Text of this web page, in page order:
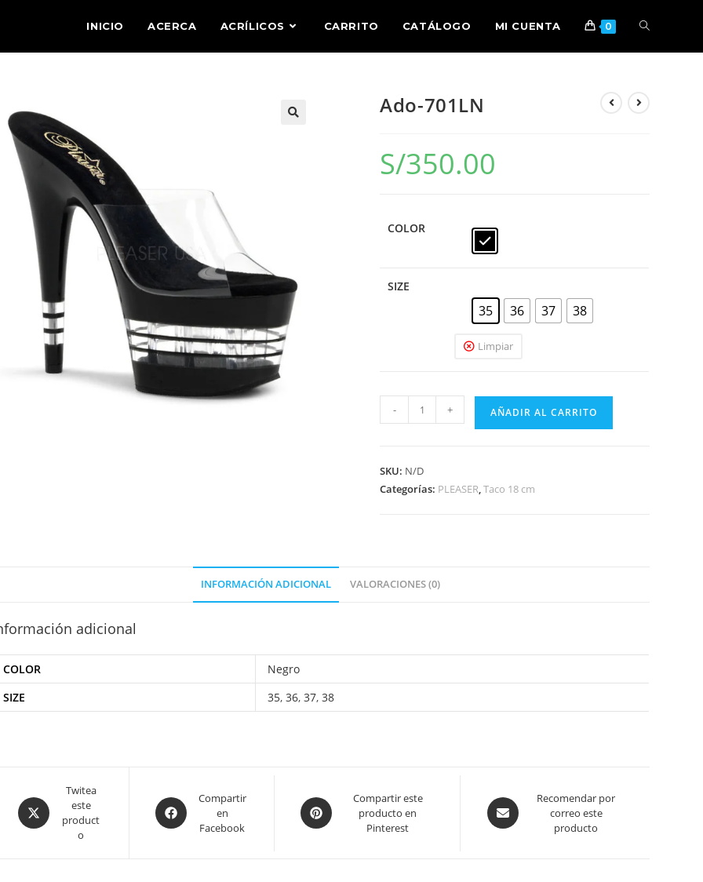
INICIO ACERCA ACRÍLICOS CARRITO CATÁLOGO MI CUENTA 0
Ado-701LN
S/350.00
COLOR
SIZE
35 36 37 38
Limpiar
- + AÑADIR AL CARRITO
SKU: N/D
Categorías: PLEASER,Taco 18 cm
INFORMACIÓN ADICIONAL VALORACIONES (0)
adicional
COLOR
Negro
SIZE
35,36,37,38
Twitea
este
product
o
Compartir
en
Facebook
Compartir este
producto en
Pinterest
Recomendar por
correo este
producto